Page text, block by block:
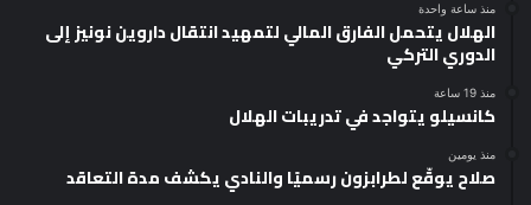
منذ ساعة واحدة
الهلال يتحمل الفارق المالي لتمهيد انتقال داروين نونيز إلى
الدوري التركي
منذ 19 ساعة
كانسيلو يتواجد في تدريبات الهلال
منذ يومين
صلاح يوقّع لطرابزون رسميًا والنادي يكشف مدة التعاقد